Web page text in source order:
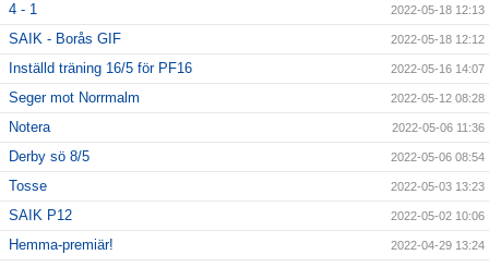
4 - 1 2022-05-18 12:13
SAIK - Borås GIF 2022-05-18 12:12
Inställd träning 16/5 för PF16 2022-05-16 14:07
Seger mot Norrmalm 2022-05-12 08:28
Notera 2022-05-06 11:36
Derby sö 8/5 2022-05-06 08:54
Tosse 2022-05-03 13:23
SAIK P12 2022-05-02 10:06
Hemma-premiär! 2022-04-29 13:24